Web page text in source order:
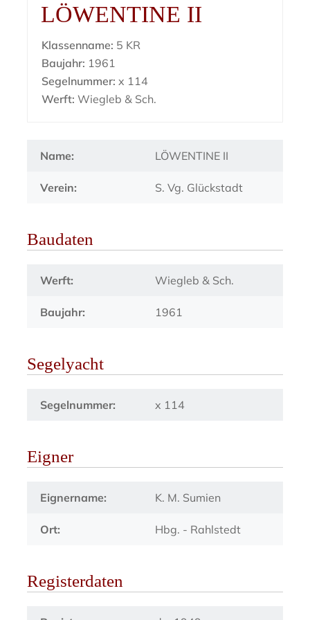
LÖWENTINE II
Klassenname: 5 KR
Baujahr: 1961
Segelnummer: x 114
Werft: Wiegleb & Sch.
Name: LÖWENTINE II
Verein: S. Vg. Glückstadt
Baudaten
Werft: Wiegleb & Sch.
Baujahr: 1961
Segelyacht
Segelnummer: x 114
Eigner
Eignername: K. M. Sumien
Ort: Hbg. - Rahlstedt
Registerdaten